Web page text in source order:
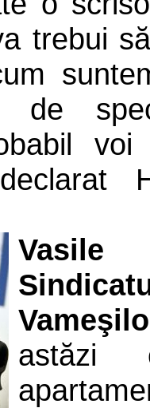
trebui
de
Vasile
astăzi